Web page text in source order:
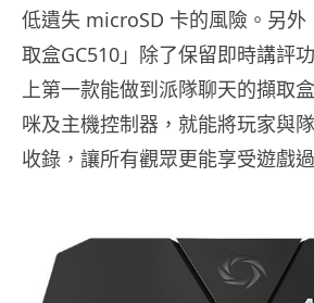
低遺失 microSD 卡的風險。另外
取盒GC510」除了保留即時講評
上第一款能做到派隊聊天的擷取
咪及主機控制器，就能將玩家與
收錄，讓所有觀眾更能享受遊戲